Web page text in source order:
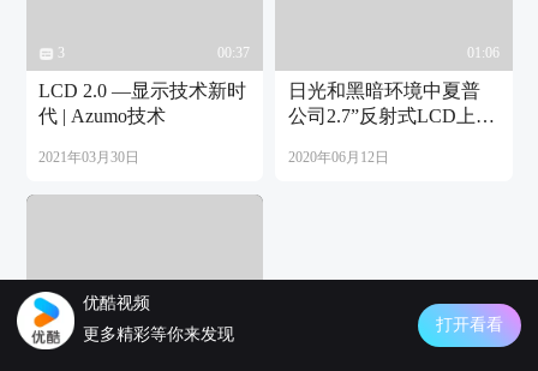
3 00:37
LCD 2.0 —显示技术新时
代 | Azumo技术
2021年03月30日
01:06
日光和黑暗环境中夏普
公司2.7”反射式LCD上的
2020年06月12日
日光和黑暗环境中日本
优酷视频
更多精彩等你来发现
打开看看